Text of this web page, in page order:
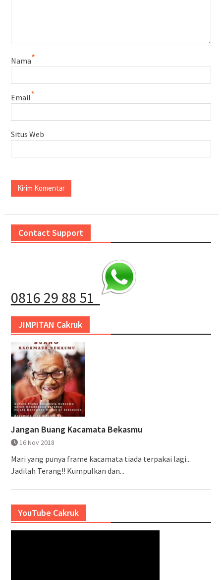
Nama*
Email*
Situs Web
Contact Support
0816 29 88 51
JIMPITAN Cakruk
Jangan Buang Kacamata Bekasmu
16 Nov 2018
Mari yang punya frame kacamata tiada terpakai lagi...
Jadilah Terang!! Kumpulkan dan...
YouTube Cakruk